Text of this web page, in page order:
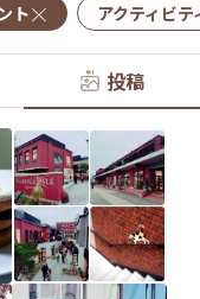
ト アクティビテ
投稿